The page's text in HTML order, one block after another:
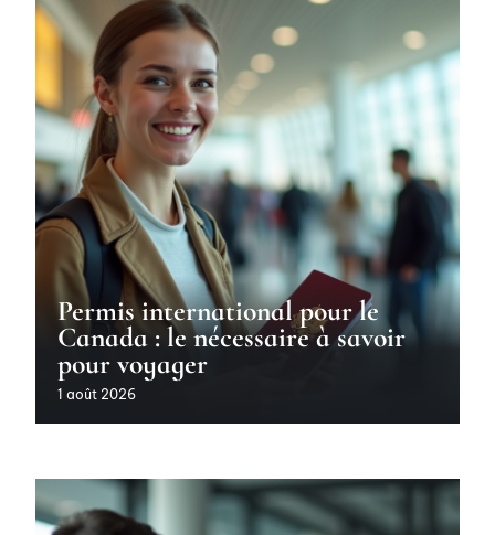
Permis international pour le
Canada : le nécessaire à savoir
pour voyager
1 août 2026